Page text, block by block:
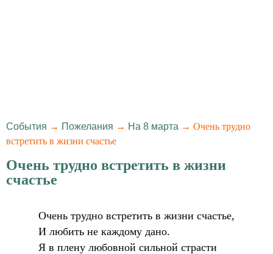
События → Пожелания → На 8 марта → Очень трудно
встретить в жизни счастье
Очень трудно встретить в жизни
счастье
Очень трудно встретить в жизни счастье,
И любить не каждому дано.
Я в плену любовной сильной страсти